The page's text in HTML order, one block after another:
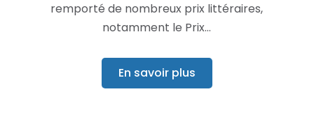
remporté de nombreux prix littéraires,
notamment le Prix…
En savoir plus